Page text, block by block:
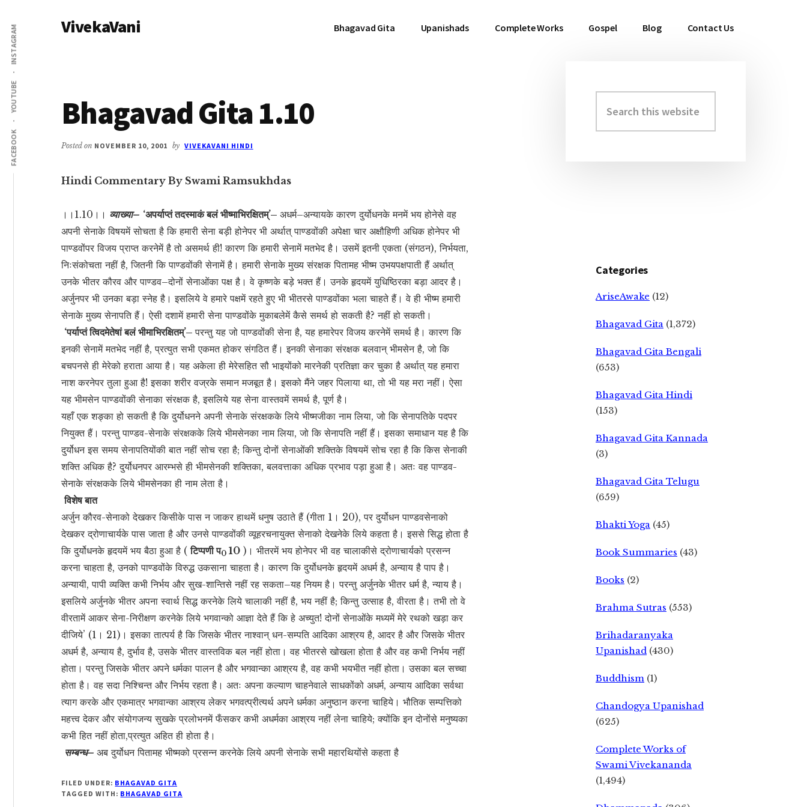
main
content
primary
sidebar
Additional
menu
FACEBOOK
YOUTUBE
INSTAGRAM VivekaVani Bhagavad Gita Upanishads Complete Works Gospel Blog Contact Us
Bhagavad Gita 1.10
Posted on NOVEMBER 10, 2001 by VIVEKAVANI HINDI
Hindi Commentary By Swami Ramsukhdas
।।1.10।। व्याख्या– ‘अपर्याप्तं तदस्माकं बलं भीष्माभिरक्षितम्’– अधर्म–अन्यायके कारण दुर्योधनके मनमें भय होनेसे वह
अपनी सेनाके विषयमें सोचता है कि हमारी सेना बड़ी होनेपर भी अर्थात् पाण्डवोंकी अपेक्षा चार अक्षौहिणी अधिक होनेपर भी
पाण्डवोंपर विजय प्राप्त करनेमें है तो असमर्थ ही! कारण कि हमारी सेनामें मतभेद है। उसमें इतनी एकता (संगठन), निर्भयता,
निःसंकोचता नहीं है, जितनी कि पाण्डवोंकी सेनामें है। हमारी सेनाके मुख्य संरक्षक पितामह भीष्म उभयपक्षपाती हैं अर्थात्
उनके भीतर कौरव और पाण्डव–दोनों सेनाओंका पक्ष है। वे कृष्णके बड़े भक्त हैं। उनके हृदयमें युधिष्ठिरका बड़ा आदर है।
अर्जुनपर भी उनका बड़ा स्नेह है। इसलिये वे हमारे पक्षमें रहते हुए भी भीतरसे पाण्डवोंका भला चाहते हैं। वे ही भीष्म हमारी
सेनाके मुख्य सेनापति हैं। ऐसी दशामें हमारी सेना पाण्डवोंके मुकाबलेमें कैसे समर्थ हो सकती है? नहीं हो सकती।
‘पर्याप्तं त्विदमेतेषां बलं भीमाभिरक्षितम्’–परन्तु यह जो पाण्डवोंकी सेना है, यह हमारेपर विजय करनेमें समर्थ है। कारण कि
इनकी सेनामें मतभेद नहीं है, प्रत्युत सभी एकमत होकर संगठित हैं। इनकी सेनाका संरक्षक बलवान् भीमसेन है, जो कि
बचपनसे ही मेरेको हराता आया है। यह अकेला ही मेरेसहित सौ भाइयोंको मारनेकी प्रतिज्ञा कर चुका है अर्थात् यह हमारा
नाश करनेपर तुला हुआ है! इसका शरीर वज्रके समान मजबूत है। इसको मैंने जहर पिलाया था, तो भी यह मरा नहीं। ऐसा
यह भीमसेन पाण्डवोंकी सेनाका संरक्षक है, इसलिये यह सेना वास्तवमें समर्थ है, पूर्ण है।
यहाँ एक शङ्का हो सकती है कि दुर्योधनने अपनी सेनाके संरक्षकके लिये भीष्मजीका नाम लिया, जो कि सेनापतिके पदपर
नियुक्त हैं। परन्तु पाण्डव-सेनाके संरक्षकके लिये भीमसेनका नाम लिया, जो कि सेनापति नहीं हैं। इसका समाधान यह है कि
दुर्योधन इस समय सेनापतियोंकी बात नहीं सोच रहा है; किन्तु दोनों सेनाओंकी शक्तिके विषयमें सोच रहा है कि किस सेनाकी
शक्ति अधिक है? दुर्योधनपर आरम्भसे ही भीमसेनकी शक्तिका, बलवत्ताका अधिक प्रभाव पड़ा हुआ है। अतः वह पाण्डव-
सेनाके संरक्षकके लिये भीमसेनका ही नाम लेता है।
विशेष बात
अर्जुन कौरव-सेनाको देखकर किसीके पास न जाकर हाथमें धनुष उठाते हैं (गीता 1। 20), पर दुर्योधन पाण्डवसेनाको
देखकर द्रोणाचार्यके पास जाता है और उनसे पाण्डवोंकी व्यूहरचनायुक्त सेनाको देखनेके लिये कहता है। इससे सिद्ध होता है
कि दुर्योधनके हृदयमें भय बैठा हुआ है (टिप्पणी प0 10 )। भीतरमें भय होनेपर भी वह चालाकीसे द्रोणाचार्यको प्रसन्न
करना चाहता है, उनको पाण्डवोंके विरुद्ध उकसाना चाहता है। कारण कि दुर्योधनके हृदयमें अधर्म है, अन्याय है पाप है।
अन्यायी, पापी व्यक्ति कभी निर्भय और सुख-शान्तिसे नहीं रह सकता–यह नियम है। परन्तु अर्जुनके भीतर धर्म है, न्याय है।
इसलिये अर्जुनके भीतर अपना स्वार्थ सिद्ध करनेके लिये चालाकी नहीं है, भय नहीं है; किन्तु उत्साह है, वीरता है। तभी तो वे
वीरतामें आकर सेना-निरीक्षण करनेके लिये भगवान्को आज्ञा देते हैं कि हे अच्युत! दोनों सेनाओंके मध्यमें मेरे रथको खड़ा कर
दीजिये’ (1। 21)। इसका तात्पर्य है कि जिसके भीतर नाश्वान् धन-सम्पति आदिका आश्रय है, आदर है और जिसके भीतर
अधर्म है, अन्याय है, दुर्भाव है, उसके भीतर वास्तविक बल नहीं होता। वह भीतरसे खोखला होता है और वह कभी निर्भय नहीं
होता। परन्तु जिसके भीतर अपने धर्मका पालन है और भगवान्का आश्रय है, वह कभी भयभीत नहीं होता। उसका बल सच्चा
होता है। वह सदा निश्चिन्त और निर्भय रहता है। अतः अपना कल्याण चाहनेवाले साधकोंको अधर्म, अन्याय आदिका सर्वथा
त्याग करके और एकमात्र भगवान्का आश्रय लेकर भगवत्प्रीत्यर्थ अपने धर्मका अनुष्ठान करना चाहिये। भौतिक सम्पत्तिको
महत्त्व देकर और संयोगजन्य सुखके प्रलोभनमें फँसकर कभी अधर्मका आश्रय नहीं लेना चाहिये; क्योंकि इन दोनोंसे मनुष्यका
कभी हित नहीं होता,प्रत्युत अहित ही होता है।
सम्बन्ध– अब दुर्योधन पितामह भीष्मको प्रसन्न करनेके लिये अपनी सेनाके सभी महारथियोंसे कहता है
FILED UNDER: BHAGAVAD GITA
TAGGED WITH: BHAGAVAD GITA
Primary
Sidebar
this
website
Categories
AriseAwake (12)
Bhagavad Gita (1,372)
Bhagavad Gita Bengali
(653)
Bhagavad Gita Hindi
(153)
Bhagavad Gita Kannada
(3)
Bhagavad Gita Telugu
(659)
Bhakti Yoga (45)
Book Summaries (43)
Books (2)
Brahma Sutras (553)
Brihadaranyaka
Upanishad (430)
Buddhism (1)
Chandogya Upanishad
(625)
Complete Works of
Swami Vivekananda
(1,494)